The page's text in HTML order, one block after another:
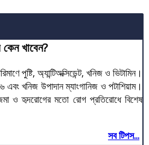
খাবেন?
পুষ্টি, অ্যান্টিঅক্সিডেন্ট, খনিজ ও ভিটামিন।
এবং খনিজ উপাদান ম্যাংগানিজ ও পটাশিয়াম।
ও হৃদরোগের মতো রোগ প্রতিরোধে বিশেষ
সব টিপস...